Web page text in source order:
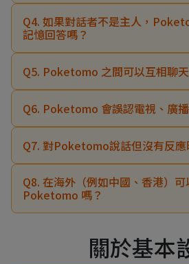
Q4. 如果對話者不是主人，
記憶回答嗎？
Q5. Poketomo 之間可以互相聊
Q6. Poketomo 會誤認電視、廣
Q7. 對Poketomo說話但沒有反應
1. 請確認是否誤切換為靜音模式？
2. 請確認是否有連上 Wi-Fi？
3. 按下肚子按鈕時若燈號呈現紫色，
Q8. 在海外（例如中國、香港）可
Poketomo 嗎？
關於基本